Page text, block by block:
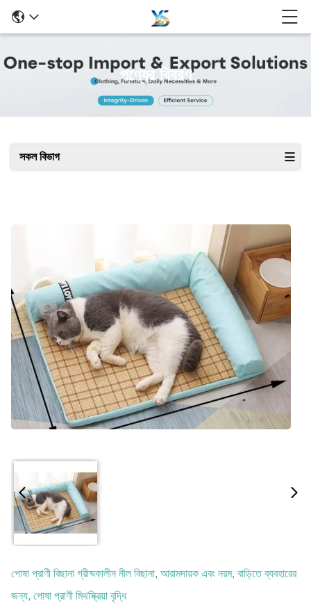
পণ্যের বিবরণ
সকল বিভাগ
পোষা প্রাণী বিছানা গ্রীষ্মকালীন নীল বিছানা, আরামদায়ক এবং নরম, বাড়িতে ব্যবহারের
জন্য, পোষা প্রাণী মিথস্ক্রিয়া বৃদ্ধি